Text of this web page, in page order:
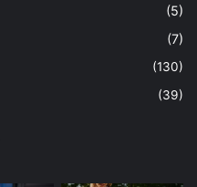
(5)
(7)
(130)
(39)